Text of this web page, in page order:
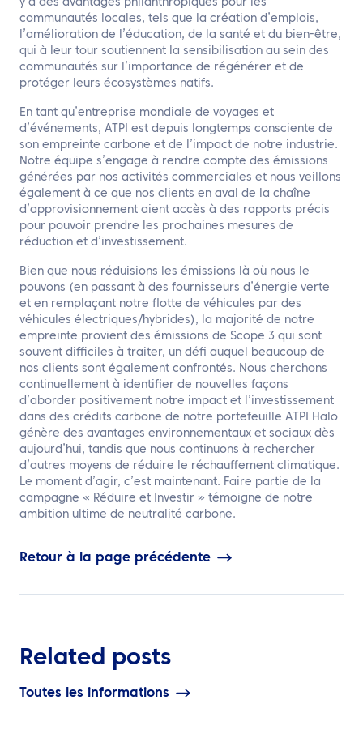
y a des avantages philanthropiques pour les
communautés locales, tels que la création d’emplois,
l’amélioration de l’éducation, de la santé et du bien-être,
qui à leur tour soutiennent la sensibilisation au sein des
communautés sur l’importance de régénérer et de
protéger leurs écosystèmes natifs.
En tant qu’entreprise mondiale de voyages et
d’événements, ATPI est depuis longtemps consciente de
son empreinte carbone et de l’impact de notre industrie.
Notre équipe s’engage à rendre compte des émissions
générées par nos activités commerciales et nous veillons
également à ce que nos clients en aval de la chaîne
d’approvisionnement aient accès à des rapports précis
pour pouvoir prendre les prochaines mesures de
réduction et d’investissement.
Bien que nous réduisions les émissions là où nous le
pouvons (en passant à des fournisseurs d’énergie verte
et en remplaçant notre flotte de véhicules par des
véhicules électriques/hybrides), la majorité de notre
empreinte provient des émissions de Scope 3 qui sont
souvent difficiles à traiter, un défi auquel beaucoup de
nos clients sont également confrontés. Nous cherchons
continuellement à identifier de nouvelles façons
d’aborder positivement notre impact et l’investissement
dans des crédits carbone de notre portefeuille ATPI Halo
génère des avantages environnementaux et sociaux dès
aujourd’hui, tandis que nous continuons à rechercher
d’autres moyens de réduire le réchauffement climatique.
Le moment d’agir, c’est maintenant. Faire partie de la
campagne « Réduire et Investir » témoigne de notre
ambition ultime de neutralité carbone.
Retour à la page précédente
Related posts
Toutes les informations